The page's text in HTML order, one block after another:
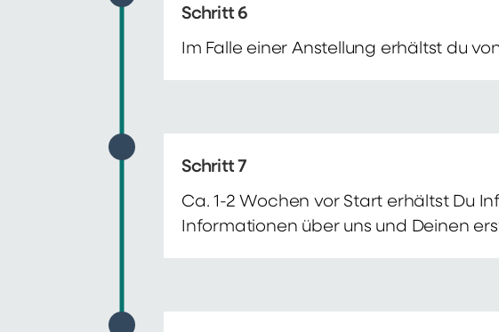
Schritt 6
Im Falle einer Anstellung erhältst du
Schritt 7
Ca. 1-2 Wochen vor Start erhältst Du
Informationen über uns und Deinen